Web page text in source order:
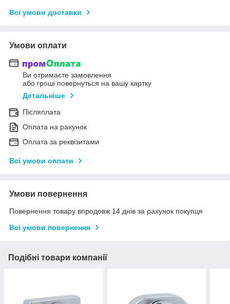
Всі умови доставки
Умови оплати
Ви отримаєте замовлення
або гроші повернуться на вашу картку
Детальніше
Післяплата
Оплата на рахунок
Оплата за реквізитами
Всі умови оплати
Умови повернення
Повернення товару впродовж 14 днів за рахунок покупця
Всі умови повернення
Подібні товари компанії